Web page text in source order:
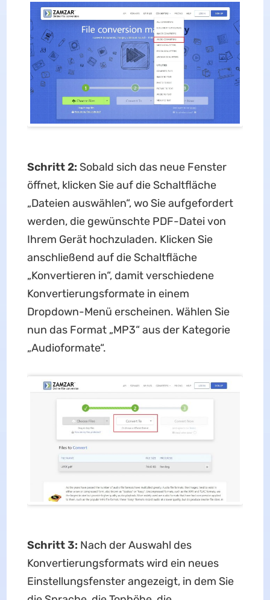
Schritt 2: Sobald sich das neue Fenster
öffnet, klicken Sie auf die Schaltfläche
„Dateien auswählen“, wo Sie aufgefordert
werden, die gewünschte PDF-Datei von
Ihrem Gerät hochzuladen. Klicken Sie
anschließend auf die Schaltfläche
„Konvertieren in“, damit verschiedene
Konvertierungsformate in einem
Dropdown-Menü erscheinen. Wählen Sie
nun das Format „MP3“ aus der Kategorie
„Audioformate“.
Schritt 3: Nach der Auswahl des
Konvertierungsformats wird ein neues
Einstellungsfenster angezeigt, in dem Sie